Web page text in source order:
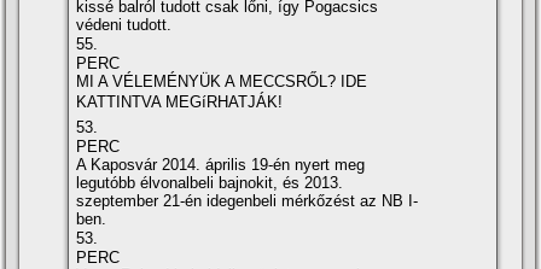
kissé balról tudott csak lőni, í­gy Pogacsics
védeni tudott.
55.
PERC
MI A VÉLEMÉNYÜK A MECCSRŐL? IDE
KATTINTVA MEGíRHATJÁK!
53.
PERC
A Kaposvár 2014. április 19-én nyert meg
legutóbb élvonalbeli bajnokit, és 2013.
szeptember 21-én idegenbeli mérkőzést az NB I-
ben.
53.
PERC